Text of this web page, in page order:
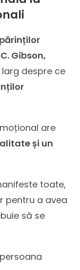
Gibson,
despre ce
are
și un
toate,
pentru a avea
să se